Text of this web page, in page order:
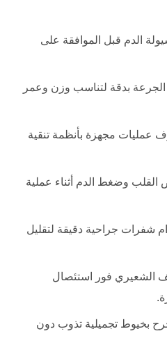
الدم قبل الموافقة على
بدقة لتناسب وزن وعمر
عمليات مجهزة بأنظمة تنقية
القلب وضغط الدم أثناء عملية
شفرات جراحية دقيقة لتقليل
الشعيري فور استئصال
بخيوط تجميلية تذوب دون